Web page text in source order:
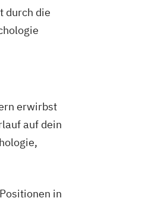
durch die
erwirbst
auf dein
in